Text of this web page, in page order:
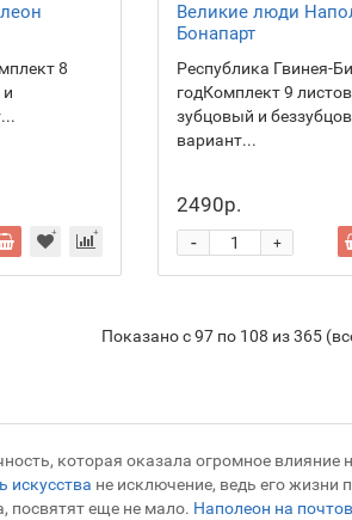
8
Великие люди
Бонапарт
Республика Гвинея-
годКомплект 9
зубцовый и
вариант...
2490р.
+
-
Показано с 97 по 108 из 365
которая оказала огромное влияние
искусства не исключение, ведь его жизни
посвятят еще не мало. Наполеон на